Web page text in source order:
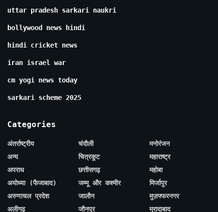
uttar pradesh sarkari naukri
bollywood news hindi
hindi cricket news
iran israel war
cm yogi news today
sarkari scheme 2025
Categories
अंतर्राष्ट्रीय
अन्य
अपराध
अयोध्या (फैजाबाद)
अरुणाचल प्रदेश
अलीगढ़
चंदौली
चित्रकूट
छत्तीसगढ़
जम्मू और कश्मीर
जालौन
जौनपुर
मनोरंजन
महाराष्ट्र
महोबा
मिर्जापुर
मुज़फ्फरनगर
मुरादाबाद